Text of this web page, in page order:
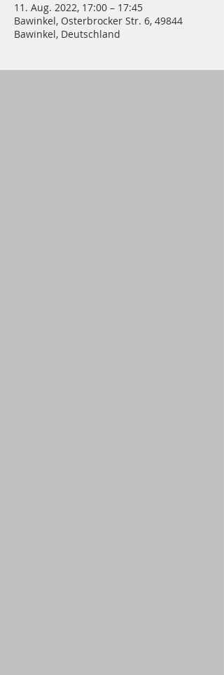
11. Aug. 2022, 17:00 – 17:45
Bawinkel, Osterbrocker Str. 6, 49844
Bawinkel, Deutschland